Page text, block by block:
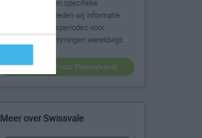
weersextremen en specifieke
weerinformatie bieden wij informatie
over de beste reisperiodes voor
duizenden bestemmingen wereldwijd.
beste reistijd voor Pennsylvania
Meer over Swissvale